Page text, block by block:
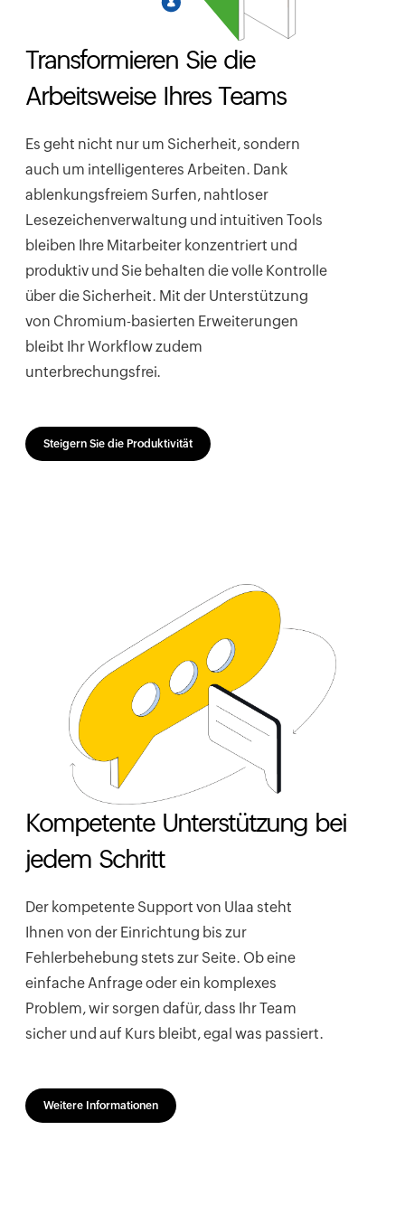
Transformieren Sie die
Arbeitsweise Ihres Teams
Es geht nicht nur um Sicherheit, sondern
auch um intelligenteres Arbeiten. Dank
ablenkungsfreiem Surfen, nahtloser
Lesezeichenverwaltung und intuitiven Tools
bleiben Ihre Mitarbeiter konzentriert und
produktiv und Sie behalten die volle Kontrolle
über die Sicherheit. Mit der Unterstützung
von Chromium-basierten Erweiterungen
bleibt Ihr Workflow zudem
unterbrechungsfrei.
Steigern Sie die Produktivität
Kompetente Unterstützung bei
jedem Schritt
Der kompetente Support von Ulaa steht
Ihnen von der Einrichtung bis zur
Fehlerbehebung stets zur Seite. Ob eine
einfache Anfrage oder ein komplexes
Problem, wir sorgen dafür, dass Ihr Team
sicher und auf Kurs bleibt, egal was passiert.
Weitere Informationen